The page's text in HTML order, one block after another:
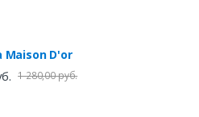
Полотенца Maison D'or
1 280,00 руб.